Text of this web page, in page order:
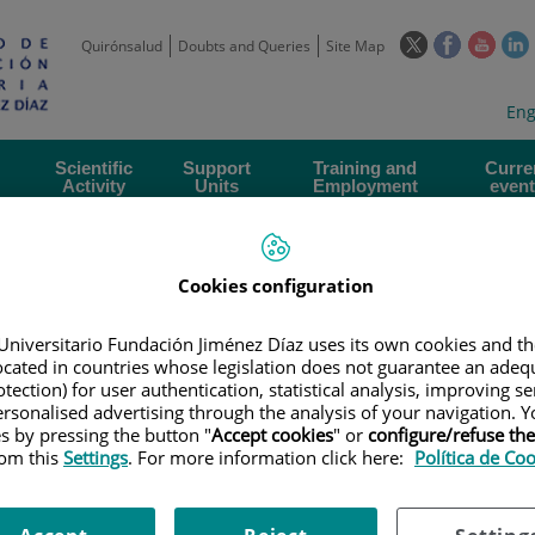
Quirónsalud Doubts and Queries Site Map
This
in
pop-
This
in
pop-
This
open
in
a
pop-
Scientific
Activity
Support
Units
Training and
Employment
EMPLOYMENT OFFERS|BÚSQUEDA DE CANDIDATOS CONTRATO
contrato
Cookies configuration
Fundación Jiménez Díaz uses its own cookies and
in countries whose legislation does not guarantee an
for user authentication, statistical analysis, improving
advertising through the analysis of your navigation.
by pressing the button "Accept cookies" or configure/refuse
thisSettings. For more information click here: Política de